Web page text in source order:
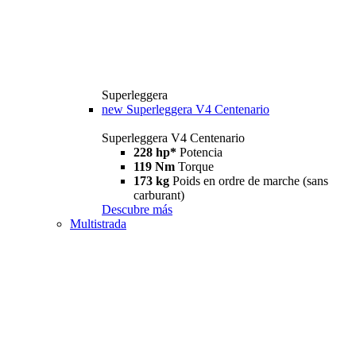
Superleggera
new Superleggera V4 Centenario
Superleggera V4 Centenario
228 hp* Potencia
119 Nm Torque
173 kg Poids en ordre de marche (sans
carburant)
Descubre más
Multistrada